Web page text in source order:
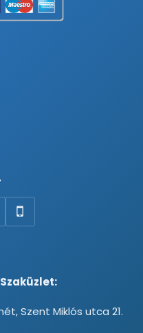
Szent Miklós utca 21.